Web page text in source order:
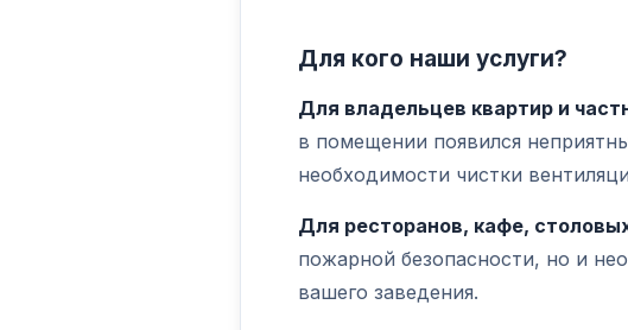
Для кого наши услуги?
Для владельцев квартир и
в помещении появился
необходимости чистки
Для ресторанов, кафе,
пожарной безопасности, но и
вашего заведения.